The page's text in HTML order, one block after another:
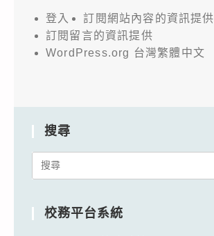
登入
訂閱網站內容的資訊提供
訂閱留言的資訊提供
WordPress.org 台灣繁體中文
搜尋
Search
校務平台系統